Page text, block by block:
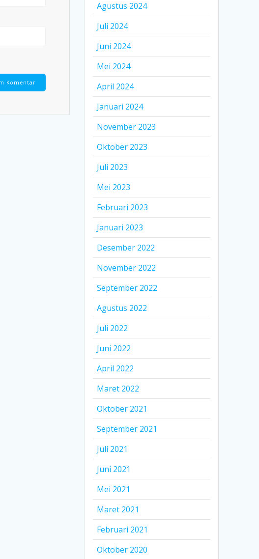
Agustus 2024
Juli 2024
Juni 2024
Mei 2024
April 2024
Januari 2024
November 2023
Oktober 2023
Juli 2023
Mei 2023
Februari 2023
Januari 2023
Desember 2022
November 2022
September 2022
Agustus 2022
Juli 2022
Juni 2022
April 2022
Maret 2022
Oktober 2021
September 2021
Juli 2021
Juni 2021
Mei 2021
Maret 2021
Februari 2021
Oktober 2020